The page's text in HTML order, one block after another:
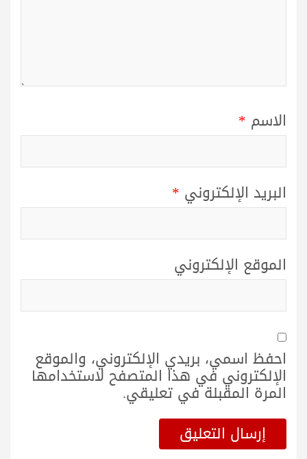
الاسم *
البريد الإلكتروني *
الموقع الإلكتروني
احفظ اسمي، بريدي الإلكتروني، والموقع
الإلكتروني في هذا المتصفح لاستخدامها
المرة المقبلة في تعليقي.